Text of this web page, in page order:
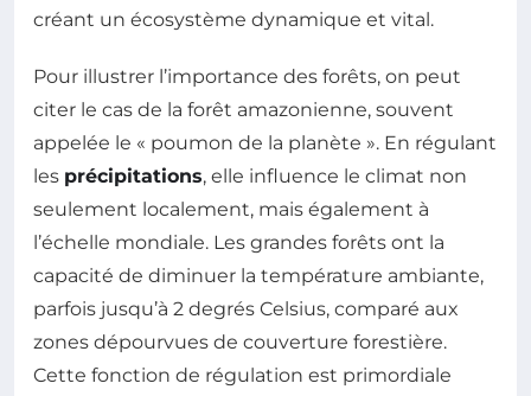
créant un écosystème dynamique et vital.
Pour illustrer l’importance des forêts, on peut
citer le cas de la forêt amazonienne, souvent
appelée le « poumon de la planète ». En régulant
les précipitations, elle influence le climat non
seulement localement, mais également à
l’échelle mondiale. Les grandes forêts ont la
capacité de diminuer la température ambiante,
parfois jusqu’à 2 degrés Celsius, comparé aux
zones dépourvues de couverture forestière.
Cette fonction de régulation est primordiale